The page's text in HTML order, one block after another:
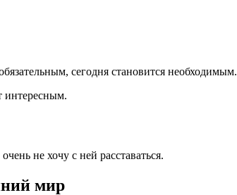
сегодня становится необходимым.
интересным.
не хочу с ней расставаться.
мир